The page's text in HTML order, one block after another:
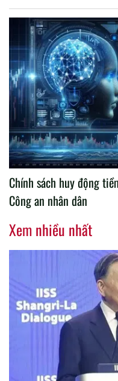
Chính sách huy động
Công an nhân dân
Xem nhiều nhất